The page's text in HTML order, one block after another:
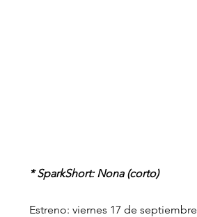
* SparkShort: Nona (corto)
Estreno: viernes 17 de septiembre